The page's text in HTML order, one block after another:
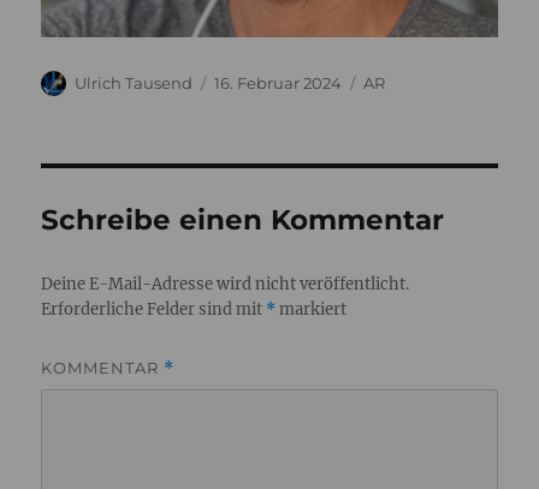
Autor
Ulrich Tausend
Veröffentlicht
16. Februar 2024 Kategorien
AR
Schreibe einen Kommentar
Deine E-Mail-Adresse wird nicht veröffentlicht.
Erforderliche Felder sind mit * markiert
KOMMENTAR *